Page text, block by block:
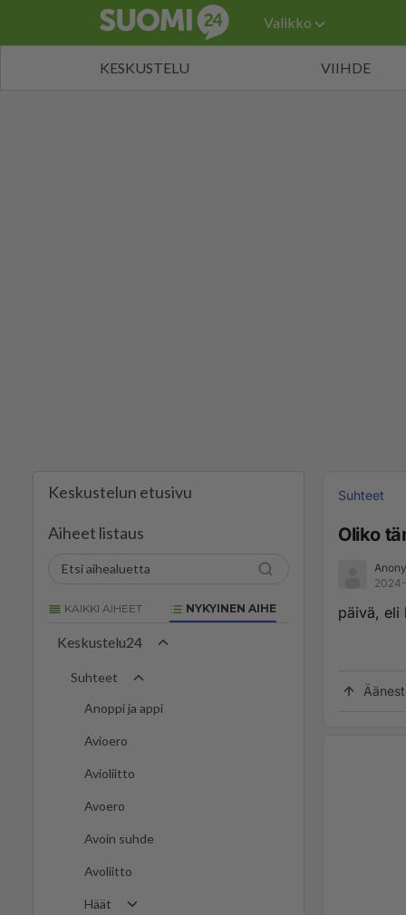
Valikko
KESKUSTELU VIIHDE
Keskustelun etusivu
Aiheet listaus
KAIKKI AIHEET NYKYINEN AIHE
Keskustelu24
Suhteet
Anoppi ja appi
Avioero
Avioliitto
Avoero
Avoin suhde
Avoliitto
Häät
Suhteet
Oliko
päivä, eli